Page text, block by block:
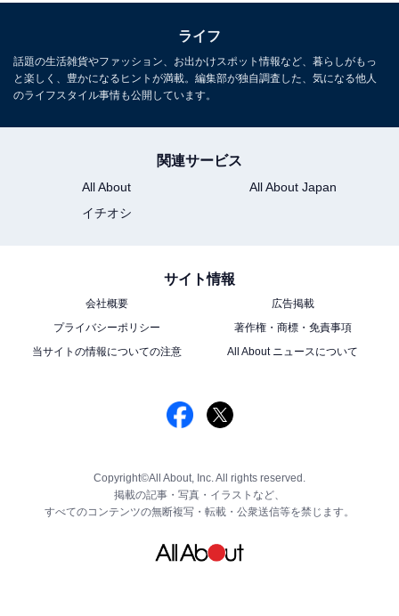
ライフ
話題の生活雑貨やファッション、お出かけスポット情報など、暮らしがもっ
と楽しく、豊かになるヒントが満載。編集部が独自調査した、気になる他人
のライフスタイル事情も公開しています。
関連サービス
All About
All About Japan
イチオシ
サイト情報
会社概要
広告掲載
プライバシーポリシー
著作権・商標・免責事項
当サイトの情報についての注意
All About ニュースについて
Copyright©All About, Inc. All rights reserved.
掲載の記事・写真・イラストなど、
すべてのコンテンツの無断複写・転載・公衆送信等を禁じます。